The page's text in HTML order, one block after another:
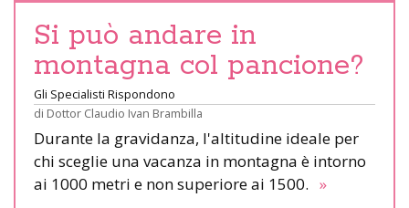
Si può andare in
montagna col pancione?
Gli Specialisti Rispondono
di Dottor Claudio Ivan Brambilla
Durante la gravidanza, l'altitudine ideale per
chi sceglie una vacanza in montagna è intorno
ai 1000 metri e non superiore ai 1500. »